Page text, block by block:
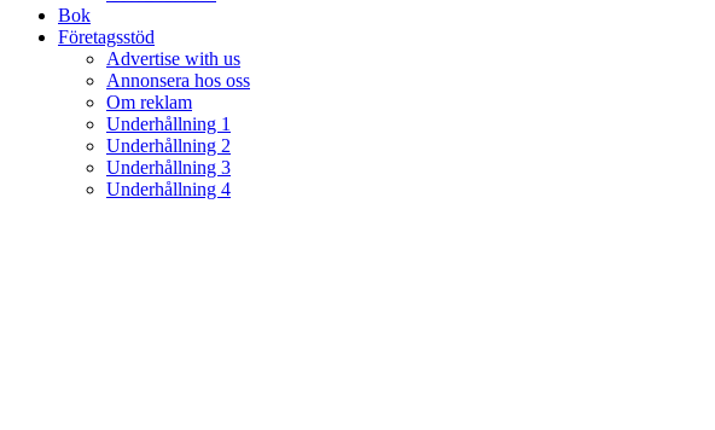
Bok
Företagsstöd
Advertise with us
Annonsera hos oss
Om reklam
Underhållning 1
Underhållning 2
Underhållning 3
Underhållning 4